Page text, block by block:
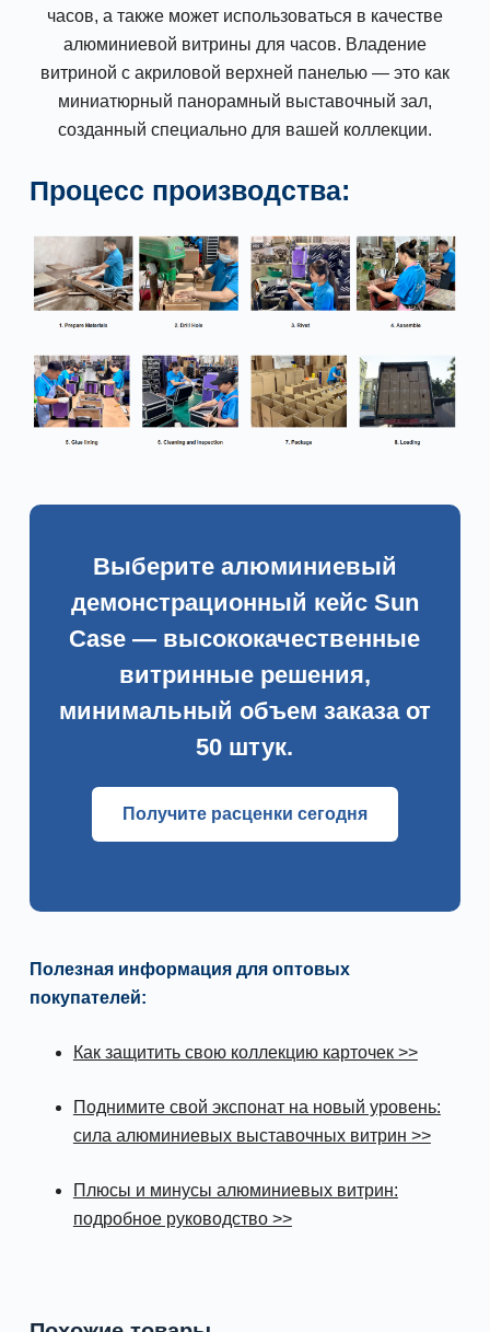
часов, а также может использоваться в качестве
алюминиевой витрины для часов. Владение
витриной с акриловой верхней панелью — это как
миниатюрный панорамный выставочный зал,
созданный специально для вашей коллекции.
Процесс производства:
Выберите алюминиевый
демонстрационный кейс Sun
Case — высококачественные
витринные решения,
минимальный объем заказа от
50 штук.
Получите расценки сегодня
Полезная информация для оптовых
покупателей:
Как защитить свою коллекцию карточек >>
Поднимите свой экспонат на новый уровень:
сила алюминиевых выставочных витрин >>
Плюсы и минусы алюминиевых витрин:
подробное руководство >>